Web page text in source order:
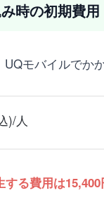
時の初期費用
モバイルでか
)/人
る費用は